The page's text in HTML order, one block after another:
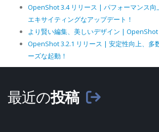
OpenShot 3.4 リリース | パフォーマンス向
エキサイティングなアップデート！
より賢い編集、美しいデザイン |
OpenShot 3.2.1 リリース | 安定性向上、多
ーズな起動！
最近の投稿